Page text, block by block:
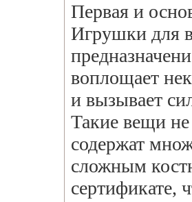
Первая и
Игрушки для
воплощает
и вызывает
Такие вещи
содержат
сложным
сертификате,